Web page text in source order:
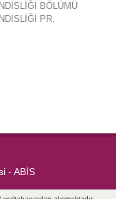
BÖLÜMÜ
PR.
- ABİS